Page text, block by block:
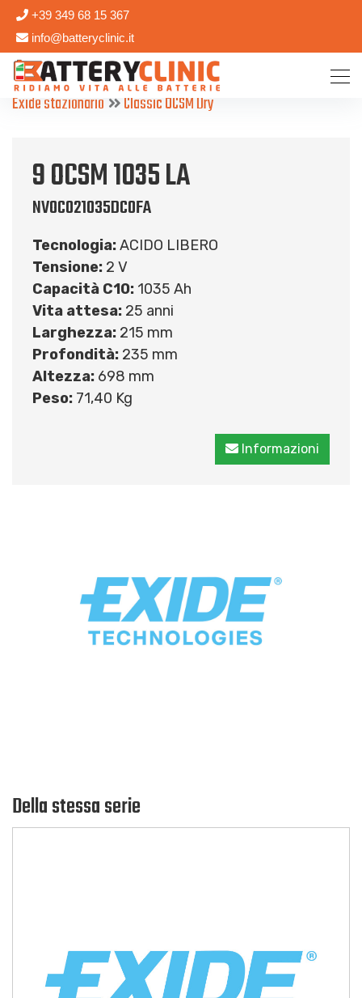
+39 349 68 15 367
info@batteryclinic.it
Exide stazionario Classic OCSM Dry
9 OCSM 1035 LA
NVOC021035DC0FA
Tecnologia:ACIDO LIBERO
Tensione: 2 V
Capacità C10: 1035 Ah
Vita attesa: 25 anni
Larghezza: 215 mm
Profondità: 235 mm
Altezza: 698 mm
Peso: 71,40 Kg
Informazioni
Della stessa serie